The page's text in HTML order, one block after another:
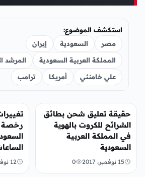
استكشف الموضوع:
مصر
السعودية إيران
المملكة العربية السعودية المرشد
علي خامنئي أمريكا ترامب
عربي ودولي
حقيقة تعليق شحن بطائق
الشرائح للكروت بالهوية
في المملكة العربية
السعودية
15 نوفمبر، 2017 0
عربي
رخصة
12 نوفمبر، 2017